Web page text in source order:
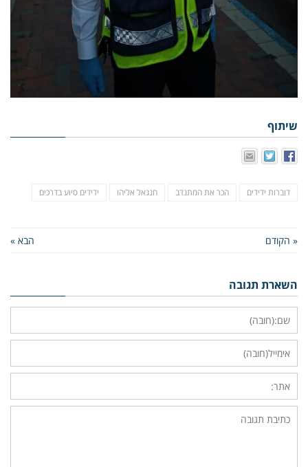
שיתוף
דוברות ידידים הכר את המתנדב חננאל אליהו ידידים סיוע בדרכים
« הקודם הבא »
השארת תגובה